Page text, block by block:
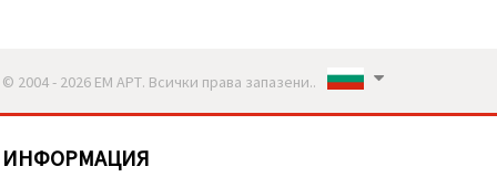
© 2004 - 2026 ЕМ АРТ. Всички права запазени..
ИНФОРМАЦИЯ